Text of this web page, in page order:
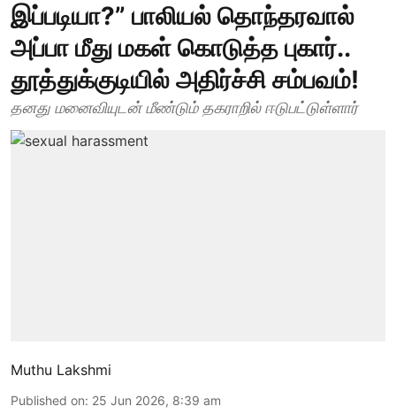
இப்படியா?” பாலியல் தொந்தரவால்
அப்பா மீது மகள் கொடுத்த புகார்..
தூத்துக்குடியில் அதிர்ச்சி சம்பவம்!
தனது மனைவியுடன் மீண்டும் தகராறில் ஈடுபட்டுள்ளார்
Muthu Lakshmi
Published on: 25 Jun 2026, 8:39 am